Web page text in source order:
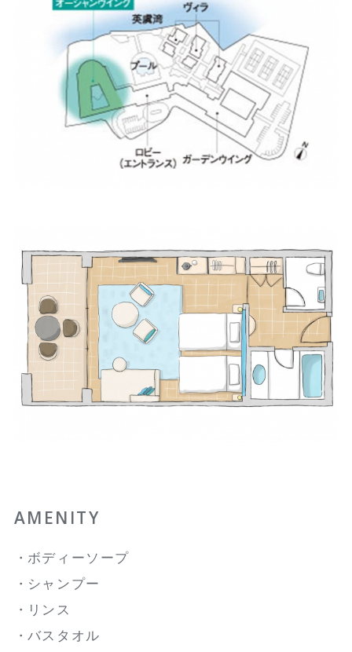
AMENITY
ボディーソープ
シャンプー
リンス
バスタオル